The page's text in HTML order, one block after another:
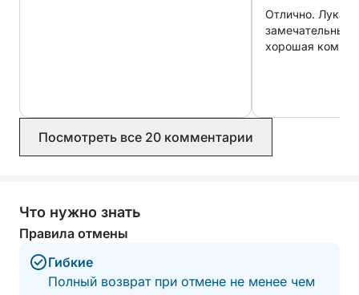
Отлично. Лука,
замечательный
хорошая
Посмотреть все 20 комментарии
Что нужно знать
Правила отмены
Гибкие
Полный возврат при отмене не менее чем